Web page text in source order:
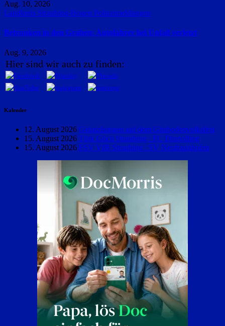
Aug. 10, 2026
Landkreis Straubing-Bogen Polizeimeldungen
Betrunken in den Graben: Autofahrer bei Unfall verletzt
Aug. 9, 2026
Hier sind wir auch zu finden:
Kalender
12. August 2026 Gstanzlsingen auf dem Gäubodenvolksfest
15. August 2026 Türk Gücü Straubing : FC Dingolfing
15. August 2026 FSV VfB Straubing : SV Neufraunhofen